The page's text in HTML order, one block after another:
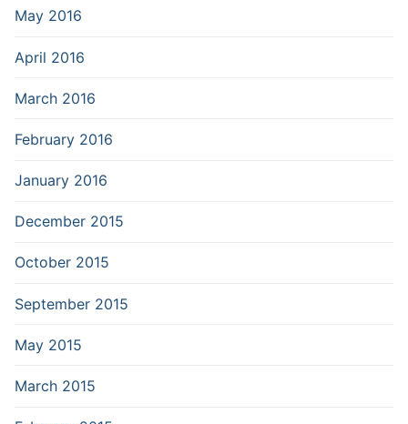
May 2016
April 2016
March 2016
February 2016
January 2016
December 2015
October 2015
September 2015
May 2015
March 2015